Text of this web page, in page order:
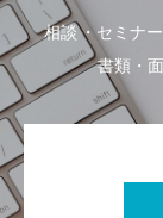
相談 セミナー
書類・